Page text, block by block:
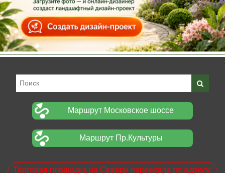
Маршрут Московское шоссе
Маршрут Пр.Культуры
Торговая площадка на Севере переехала по адресу: